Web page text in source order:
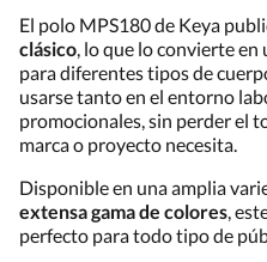
El polo MPS180 de Keya
clásico, lo que lo convierte
para diferentes tipos de
usarse tanto en el entorno
promocionales, sin perder el
marca o proyecto necesita.
Disponible en una amplia
extensa gama de colores,
perfecto para todo tipo de